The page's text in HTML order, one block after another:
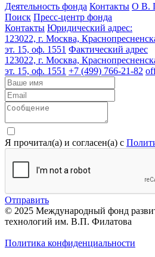
Деятельность фонда Контакты О В.
Поиск Пресс-центр фонда
Контакты Юридический адрес:
123022, г. Москва,
эт. 15, оф. 1551 Фактический адрес
123022, г. Москва,
эт. 15, оф. 1551 +7 (499) 766-21-82
Я прочитал(а) и согласен(а) с
Отправить
© 2025 Международный фонд
технологий им. В.П. Филатова
Политика конфиденциальности